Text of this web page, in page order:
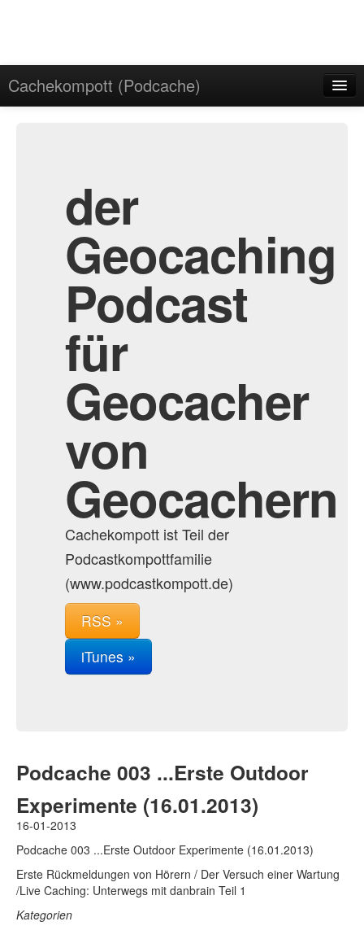
Cachekompott (Podcache)
der
Geocaching
Podcast
für
Geocacher
von
Geocachern
Cachekompott ist Teil der
Podcastkompottfamilie
(www.podcastkompott.de)
RSS »
iTunes »
Podcache 003 ...Erste Outdoor
Experimente (16.01.2013)
16-01-2013
Podcache 003 ...Erste Outdoor Experimente (16.01.2013)
Erste Rückmeldungen von Hörern / Der Versuch einer Wartung
/Live Caching: Unterwegs mit danbrain Teil 1
Kategorien